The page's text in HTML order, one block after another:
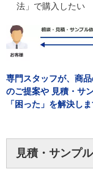
法」で購入したい
専門スタッフが、商
のご提案や 見積・サ
「困った」を解決しま
見積・サンプ